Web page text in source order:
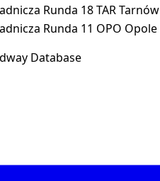
Runda 18TARTarnów
Runda 11 OPO Opole
Database